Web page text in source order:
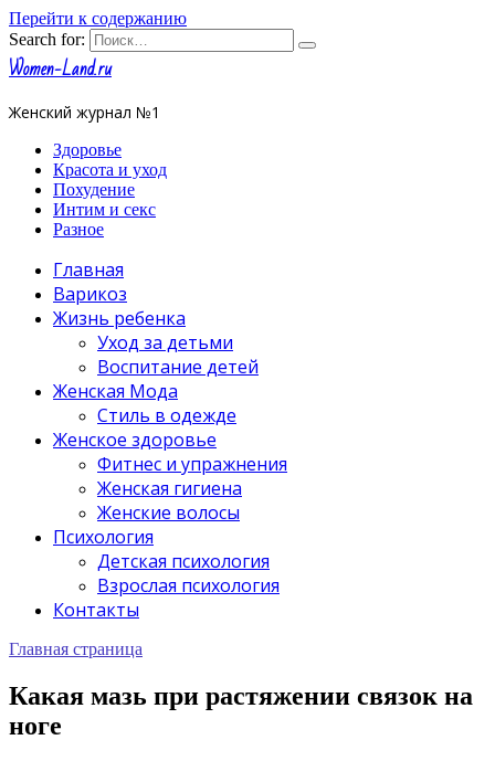
Перейти к содержанию
Search for:
Women-Land.ru
Женский журнал №1
Здоровье
Красота и уход
Похудение
Интим и секс
Разное
Главная
Варикоз
Жизнь ребенка
Уход за детьми
Воспитание детей
Женская Мода
Стиль в одежде
Женское здоровье
Фитнес и упражнения
Женская гигиена
Женские волосы
Психология
Детская психология
Взрослая психология
Контакты
Главная страница
Какая мазь при растяжении связок на
ноге